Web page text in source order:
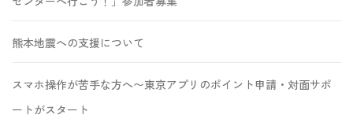
熊本地震への支援について
スマホ操作が苦手な方へ〜東京アプリのポイント申請・対面サポ
ートがスタート